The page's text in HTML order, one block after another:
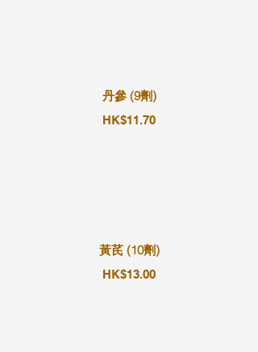
丹參 (9劑)
HK$11.70
黃芪 (10劑)
HK$13.00